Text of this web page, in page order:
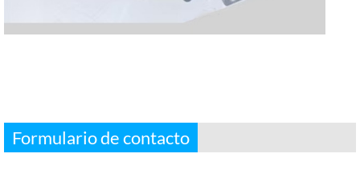
Formulario de contacto